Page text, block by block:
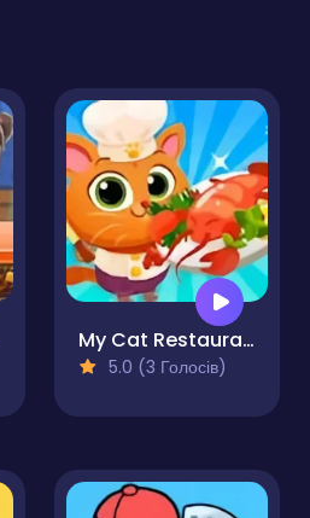
My Cat Restaurant
5.0 (3 Голосів)